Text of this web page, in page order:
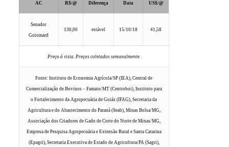
AC R$/@ Diferença Data US$/@
Senador
Guiomard
130,00 estável 15/10/18 41,58
Preço à vista. Preços coletados semanalmente.
Fonte: Instituto de Economia Agrícola/SP (IEA), Central de
Comercialização de Bovinos – Famato/MT (Centroboi), Instituto para
o Fortalecimento da Agropecuária de Goiás (IFAG), Secretaria da
Agricultura e do Abastecimento do Paraná (Seab), Minas Bolsa/MG,
Associação dos Criadores de Gado de Corte do Norte de Minas/MG,
Empresa de Pesquisa Agropecuária e Extensão Rural e Santa Catarina
(Epagri), Secretaria Executiva de Estado de Agricultura/PA (Sagri),